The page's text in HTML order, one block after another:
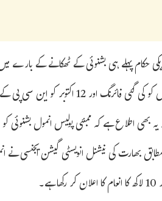
حکام پہلے ہی بشنوئی کے ٹھکانے کے
رہائش گاہ کے باہر 14 اپریل کو
بھی اطلاع ہے کہ ممبئی پولیس انمول بشنوئی
بھارت کی نیشنل انویسٹی گیشن ایجنسی نے